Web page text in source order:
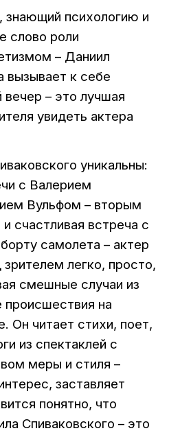
знающий психологию и
слово роли
– Даниил
вызывает к себе
вечер – это лучшая
увидеть актера
уникальны:
с Валерием
Вульфом – вторым
счастливая встреча с
самолета – актер
легко, просто,
смешные случаи из
происшествия на
Он читает стихи, поет,
из спектаклей с
меры и стиля –
заставляет
понятно, что
Спиваковского – это